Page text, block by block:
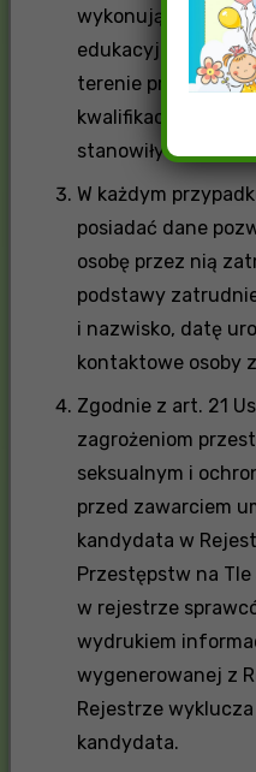
wykonujący
edukacyjne lub
terenie
kwalifikacje do
stanowiły dla nich
W każdym
posiadać dane
osobę przez nią
podstawy
i nazwisko, datę
kontaktowe osoby
Zgodnie z art. 21
zagrożeniom
seksualnym i
przed zawarciem
kandydata w
Przestępstw na
w rejestrze
wydrukiem
wygenerowanej z
Rejestrze
kandydata.